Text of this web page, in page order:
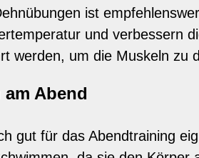
ist
und verbessern
werden, um die Muskeln zu
Abend
gut für das Abendtraining